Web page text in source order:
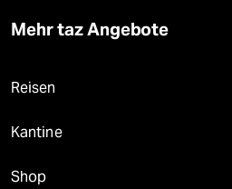
Mehr taz Angebote
Reisen
Kantine
Shop